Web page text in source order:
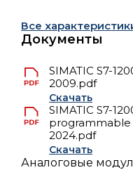
Все
Документы
SIMATIC S7-
2009.pdf
Скачать
SIMATIC S7-
programmable
2024.pdf
Скачать
Аналоговые